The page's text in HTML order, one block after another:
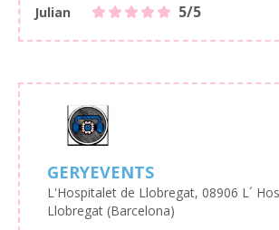
Julian 5/5
GERYEVENTS
L'Hospitalet de Llobregat, 08906 L´
Llobregat (Barcelona)